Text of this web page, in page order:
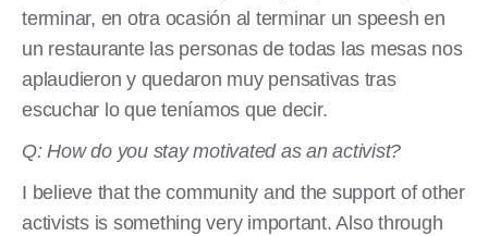
terminar, en otra ocasión al terminar un speesh en
un restaurante las personas de todas las mesas nos
aplaudieron y quedaron muy pensativas tras
escuchar lo que teníamos que decir.
Q: How do you stay motivated as an activist?
I believe that the community and the support of other
activists is something very important. Also through